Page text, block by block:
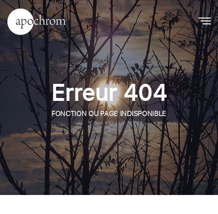
Erreur 404
FONCTION OU PAGE INDISPONIBLE